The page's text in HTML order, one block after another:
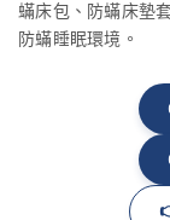
蟎床包、防蟎床墊
防蟎睡眠環境。